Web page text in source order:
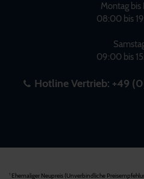
Montag bis
08:00 bis
09:00 bis
Hotline Vertrieb: +49
1 Ehemaliger Neupreis (Unverbindliche